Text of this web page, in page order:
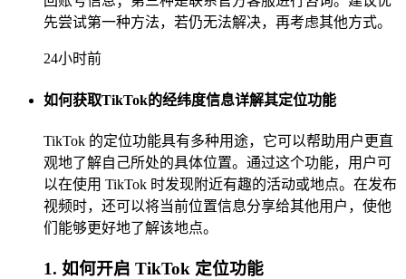
先尝试第一种方法，若仍无法解决，再考虑其他方式。
24小时前
如何获取TikTok的经纬度信息详解其定位功能
TikTok 的定位功能具有多种用途，它可以帮助用户更直
观地了解自己所处的具体位置。通过这个功能，用户可
以在使用 TikTok 时发现附近有趣的活动或地点。在发布
视频时，还可以将当前位置信息分享给其他用户，使他
们能够更好地了解该地点。
1. 如何开启 TikTok 定位功能